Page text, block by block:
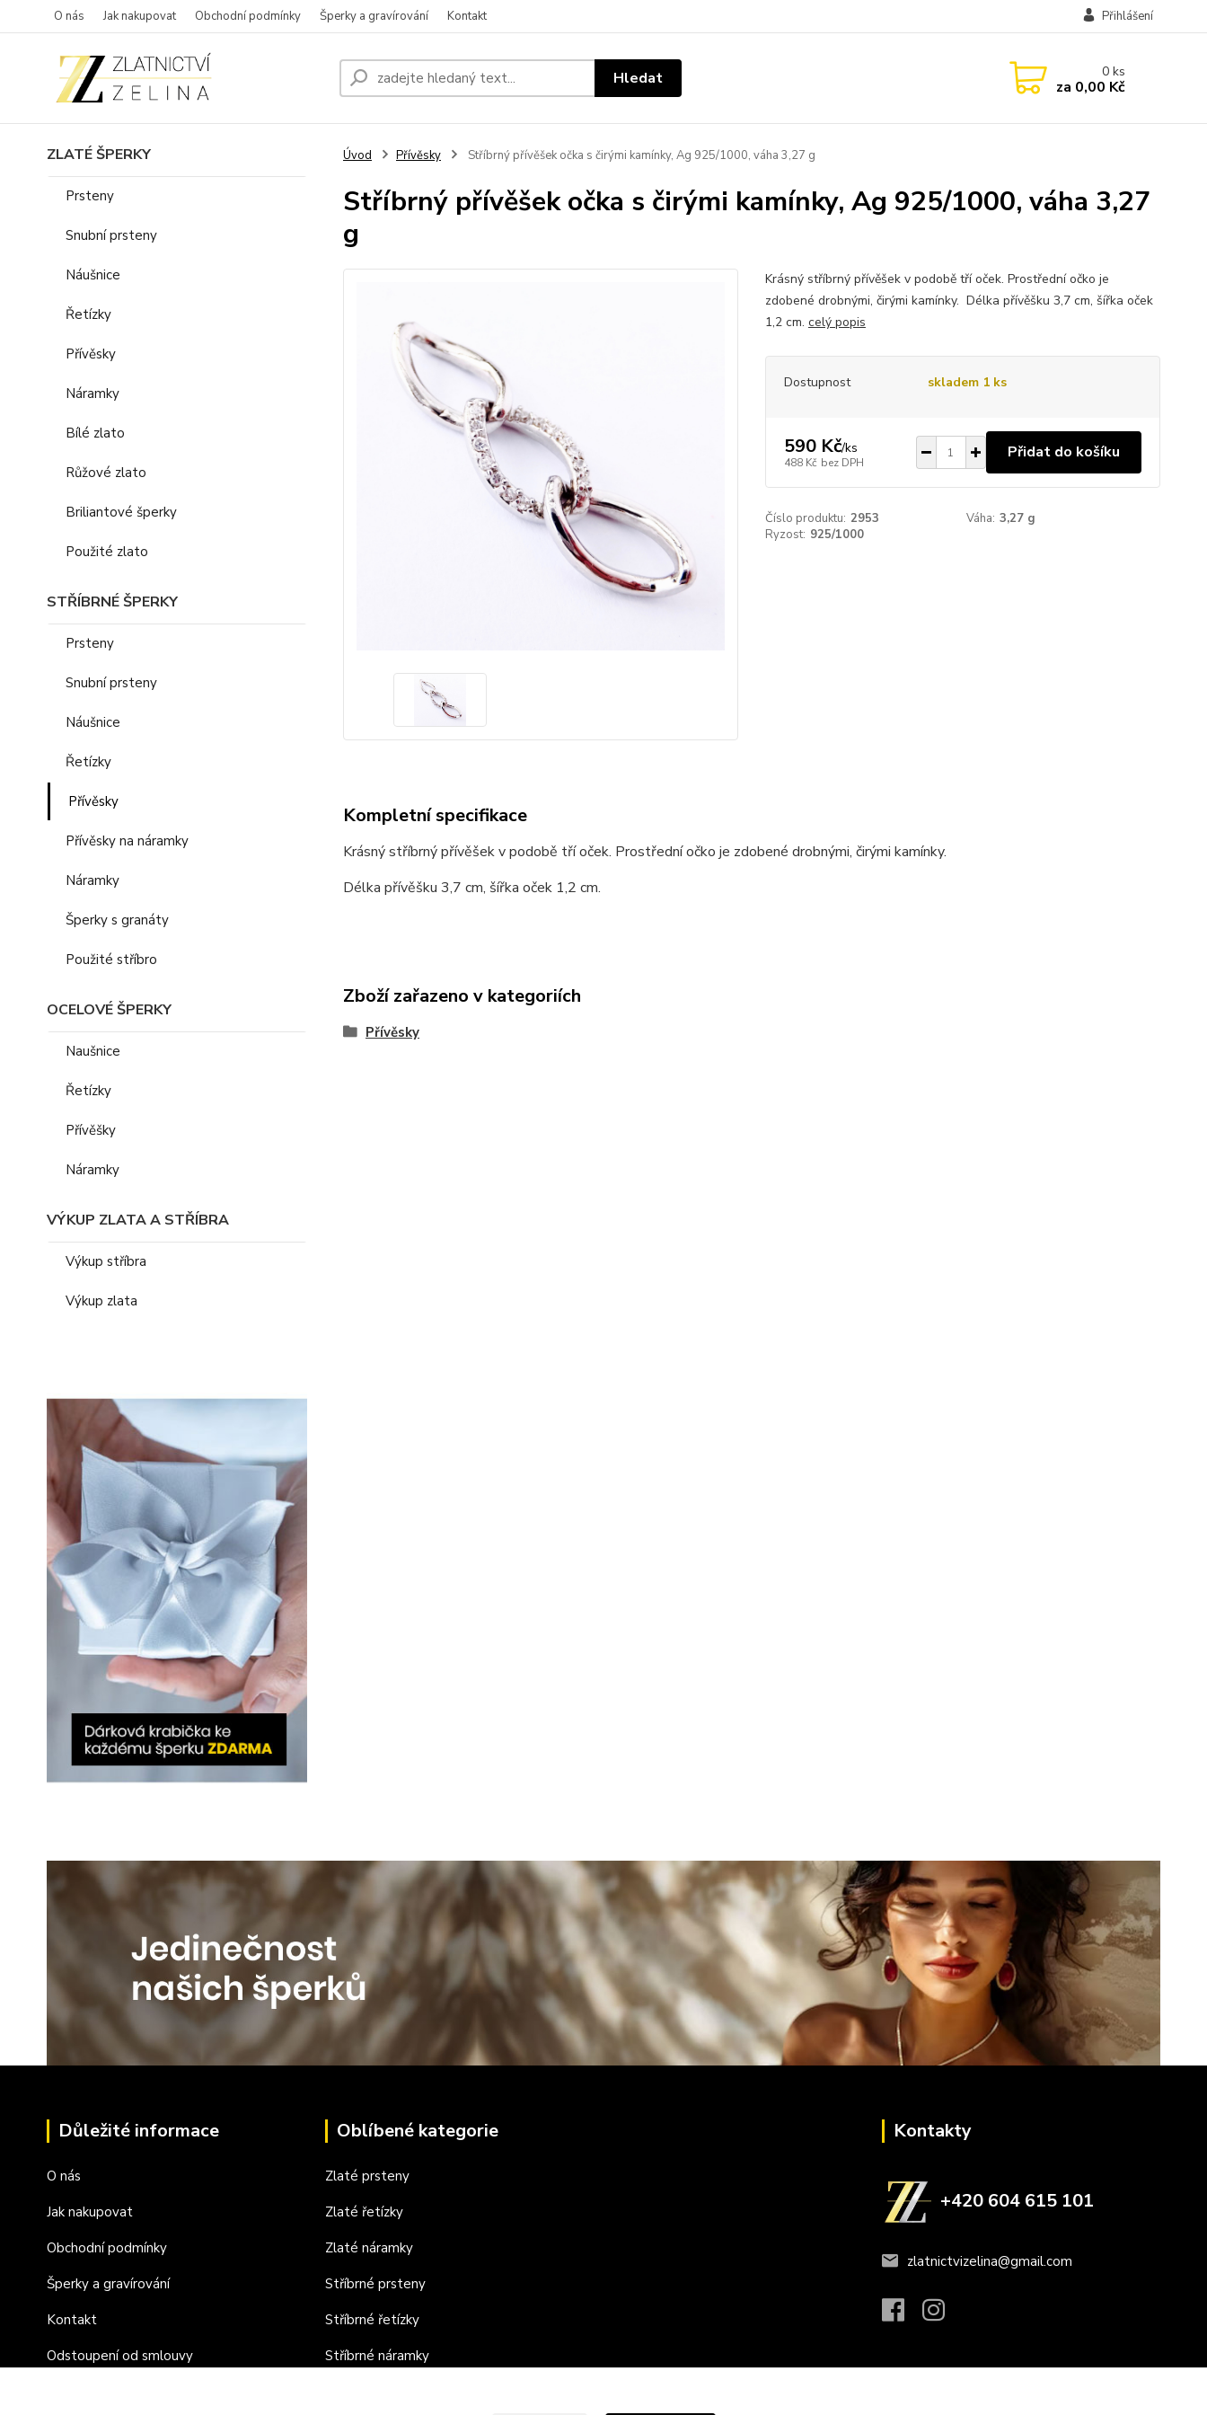
O nás Jak nakupovat Obchodní podmínky Šperky a gravírování Kontakt Přihlášení
Hledat 0ks
za 0,00 Kč
ZLATÉ ŠPERKY
Prsteny
Snubní prsteny
Náušnice
Řetízky
Přívěsky
Náramky
Bílé zlato
Růžové zlato
Briliantové šperky
Použité zlato
STŘÍBRNÉ ŠPERKY
Prsteny
Snubní prsteny
Náušnice
Řetízky
Přívěsky
Přívěsky na náramky
Náramky
Šperky s granáty
Použité stříbro
OCELOVÉ ŠPERKY
Naušnice
Řetízky
Přívěšky
Náramky
VÝKUP ZLATA A STŘÍBRA
Výkup stříbra
Výkup zlata
Úvod Přívěsky Stříbrný přívěšek očka s čirými kamínky, Ag 925/1000, váha 3,27 g
Stříbrný přívěšek očka s čirými kamínky, Ag 925/1000, váha 3,27
g
Krásný stříbrný přívěšek v podobě tří oček. Prostřední očko je
zdobené drobnými, čirými kamínky. Délka přívěšku 3,7 cm, šířka oček
1,2 cm. celý popis
Dostupnost skladem 1 ks
590 Kč/ks
488 Kč bez DPH
Přidat do košíku
Číslo produktu: 2953 Váha: 3,27 g
Ryzost: 925/1000
Kompletní specifikace
Krásný stříbrný přívěšek v podobě tří oček. Prostřední očko je zdobené drobnými, čirými kamínky.
Délka přívěšku 3,7 cm, šířka oček 1,2 cm.
Zboží zařazeno v kategoriích
Přívěsky
Důležité informace
O nás
Jak nakupovat
Obchodní podmínky
Šperky a gravírování
Kontakt
Odstoupení od smlouvy
Oblíbené kategorie
Zlaté prsteny
Zlaté řetízky
Zlaté náramky
Stříbrné prsteny
Stříbrné řetízky
Stříbrné náramky
Kontakty
+420 604 615 101
zlatnictvizelina@gmail.com